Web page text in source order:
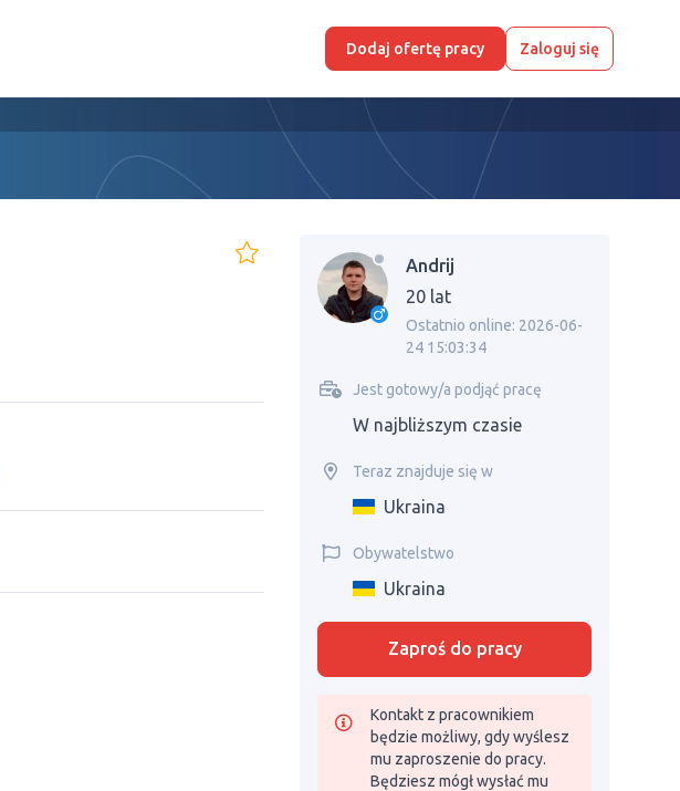
Dodaj ofertę pracy Zaloguj się
Andrij
20 lat
Ostatnio online: 2026-06-
24 15:03:34
Jest gotowy/a podjąć pracę
W najbliższym czasie
Teraz znajduje się w
Ukraina
Obywatelstwo
Ukraina
Zaproś do pracy
Kontakt z pracownikiem
będzie możliwy, gdy wyślesz
mu zaproszenie do pracy.
Będziesz mógł wysłać mu